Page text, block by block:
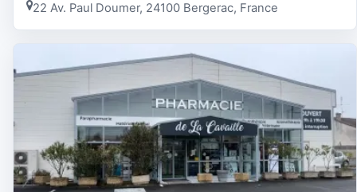
22 Av. Paul Doumer, 24100 Bergerac, France